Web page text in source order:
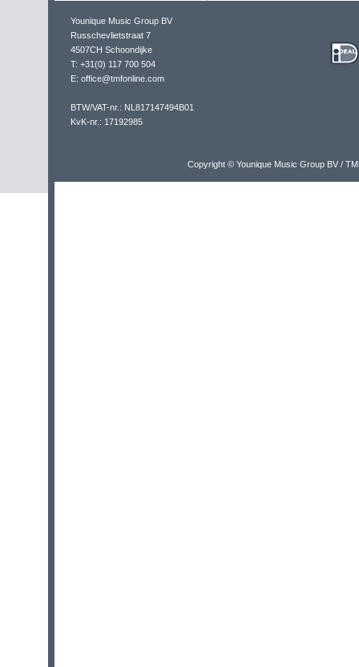
Younique Music Group BV
Russchevlietstraat 7
4507CH Schoondijke
T: +31(0) 117 700 504
E: office@tmfonline.com
BTW/VAT-nr.: NL817147494B01
KvK-nr.: 17192985
Copyright © Younique Music Group BV /